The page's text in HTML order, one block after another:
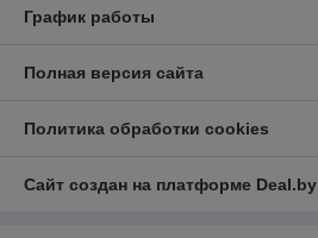
График работы
Полная версия сайта
Политика обработки cookies
Сайт создан на платформе Deal.by